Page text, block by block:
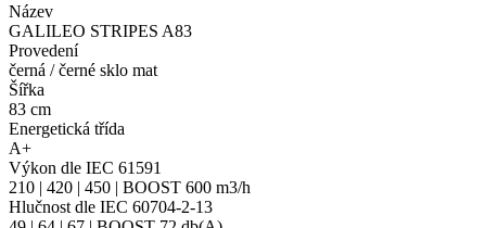
Název
GALILEO STRIPES A83
Provedení
černá / černé sklo mat
Šířka
83 cm
Energetická třída
A+
Výkon dle IEC 61591
210 | 420 | 450 | BOOST 600 m3/h
Hlučnost dle IEC 60704-2-13